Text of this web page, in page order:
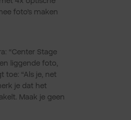
foto’s maken
“Center Stage
liggende foto,
toe: “Als je, net
je dat het
Maak je geen